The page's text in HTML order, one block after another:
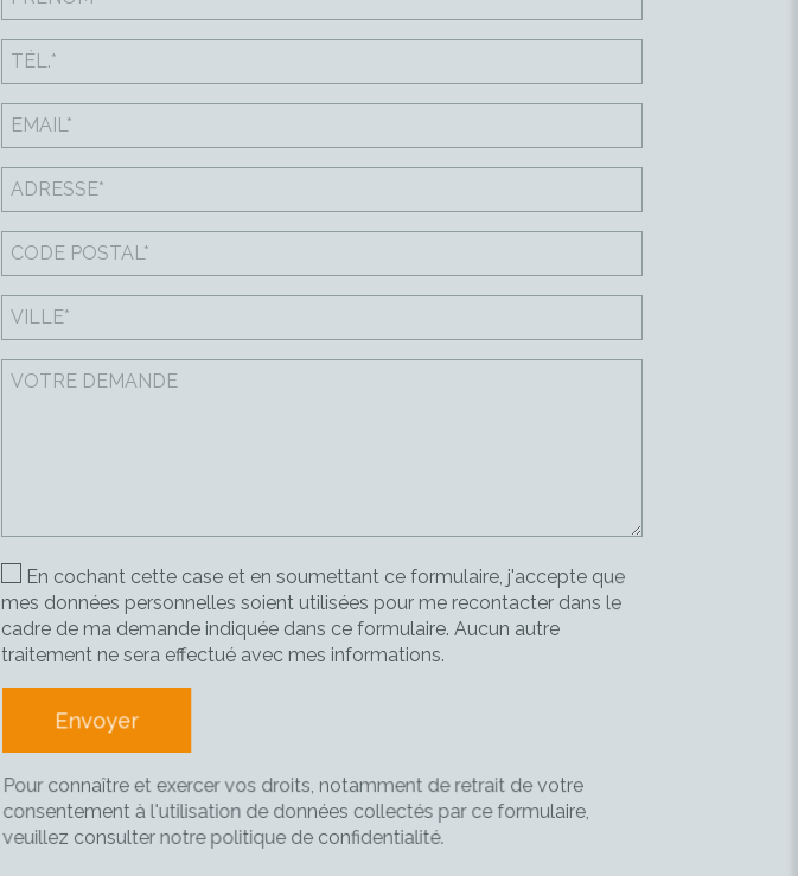
En cochant cette case et en soumettant ce formulaire, j'accepte que
mes données personnelles soient utilisées pour me recontacter dans le
cadre de ma demande indiquée dans ce formulaire. Aucun autre
traitement ne sera effectué avec mes informations.
Pour connaître et exercer vos droits, notamment de retrait de votre
consentement à l'utilisation de données collectés par ce formulaire,
veuillez consulter notre politique de confidentialité.